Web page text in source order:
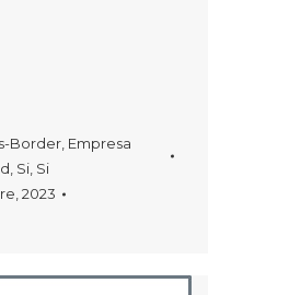
Border, Empresa
, Si, Si
2023